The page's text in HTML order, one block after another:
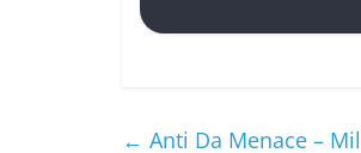
← Anti Da Menace –